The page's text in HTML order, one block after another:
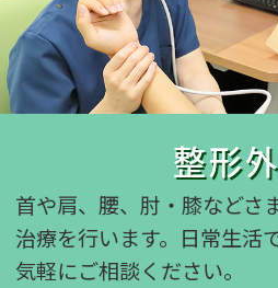
整形
首や肩、腰、肘・膝などさ
治療を行います。 日常生活
気軽にご相談ください。